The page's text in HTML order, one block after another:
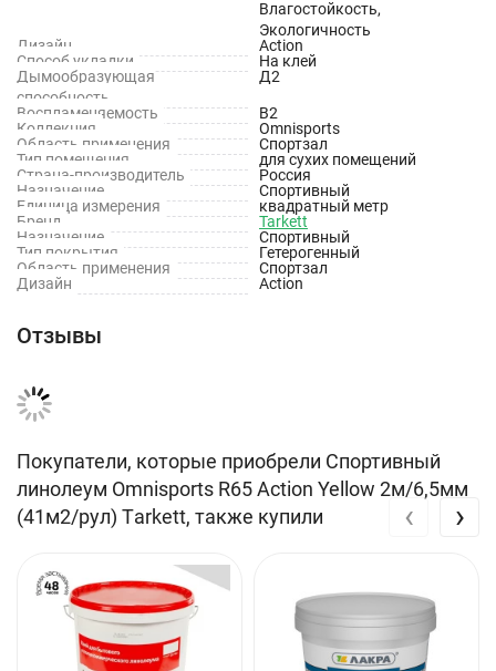
Тип основы: Вспененная основа
Способ укладки: На клей
Направление укладки: Реверсивная
Единица производства продукции: Рулон
Влагостойкость,
Экологичность
Дизайн
Action
Способ укладки
На клей
Дымообразующая
способность
Д2
Воспламеняемость
В2
Коллекция
Omnisports
Область применения
Спортзал
Тип помещения
для сухих помещений
Страна-производитель
Россия
Назначение
Спортивный
Единица измерения
квадратный метр
Бренд
Tarkett
Назначение
Спортивный
Тип покрытия
Гетерогенный
Область применения
Спортзал
Дизайн
Action
Отзывы
Покупатели, которые приобрели Спортивный
линолеум Omnisports R65 Action Yellow 2м/6,5мм
(41м2/рул) Тarkett, также купили
‹ ›